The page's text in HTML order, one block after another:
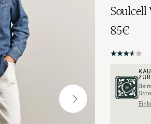
Soulcell
85€